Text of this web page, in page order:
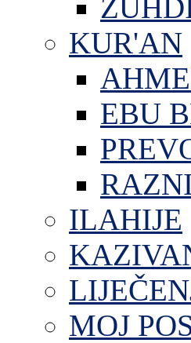
KUR'AN
EBU
ILAHIJE
MOJ